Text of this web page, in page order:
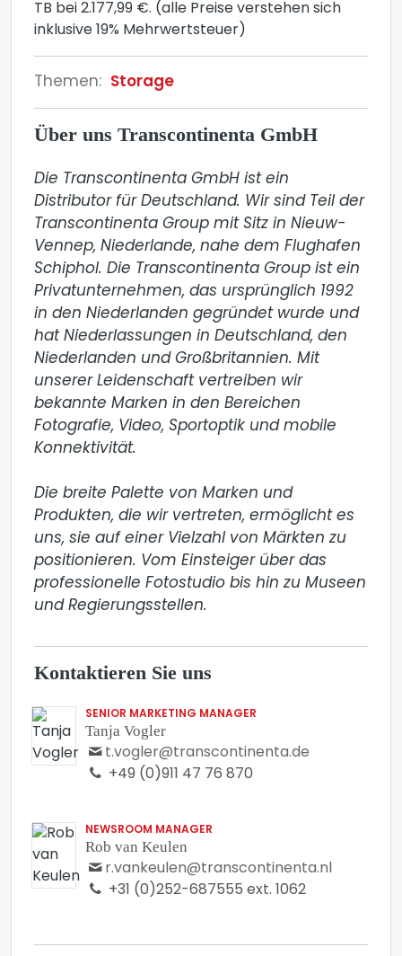
TB bei 2.177,99 €. (alle Preise verstehen sich
inklusive 19% Mehrwertsteuer)
Themen: Storage
Über uns Transcontinenta GmbH
Die Transcontinenta GmbH ist ein
Distributor für Deutschland. Wir sind Teil der
Transcontinenta Group mit Sitz in Nieuw-
Vennep, Niederlande, nahe dem Flughafen
Schiphol. Die Transcontinenta Group ist ein
Privatunternehmen, das ursprünglich 1992
in den Niederlanden gegründet wurde und
hat Niederlassungen in Deutschland, den
Niederlanden und Großbritannien. Mit
unserer Leidenschaft vertreiben wir
bekannte Marken in den Bereichen
Fotografie, Video, Sportoptik und mobile
Konnektivität.
Die breite Palette von Marken und
Produkten, die wir vertreten, ermöglicht es
uns, sie auf einer Vielzahl von Märkten zu
positionieren. Vom Einsteiger über das
professionelle Fotostudio bis hin zu Museen
und Regierungsstellen.
Kontaktieren Sie uns
SENIOR MARKETING MANAGER
Tanja Vogler
t.vogler@transcontinenta.de
+49 (0)911 47 76 870
NEWSROOM MANAGER
Rob van Keulen
r.vankeulen@transcontinenta.nl
+31 (0)252-687555 ext. 1062